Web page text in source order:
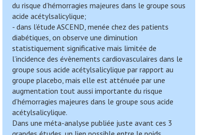
du risque d’hémorragies majeures dans le groupe sous
acide acétylsalicylique;
- dans l’étude ASCEND, menée chez des patients
diabétiques, on observe une diminution
statistiquement significative mais limitée de
l’incidence des évènements cardiovasculaires dans le
groupe sous acide acétylsalicylique par rapport au
groupe placebo, mais elle est atténuée par une
augmentation tout aussi importante du risque
d’hémorragies majeures dans le groupe sous acide
acétylsalicylique.
Dans une méta-analyse publiée juste avant ces 3